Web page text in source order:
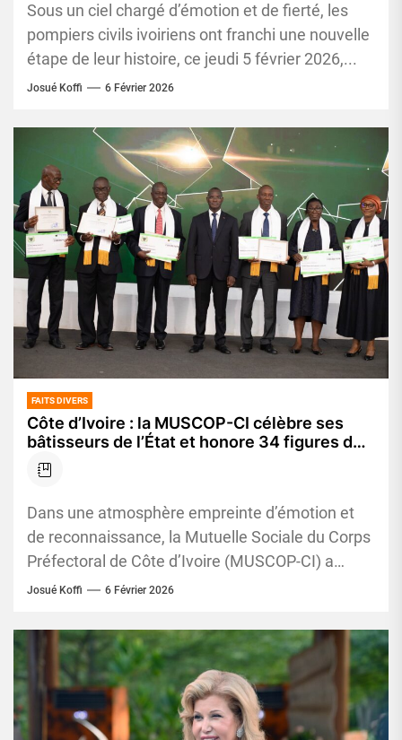
Sous un ciel chargé d’émotion et de fierté, les
pompiers civils ivoiriens ont franchi une nouvelle
étape de leur histoire, ce jeudi 5 février 2026,...
Josué Koffi 6 Février 2026
FAITS DIVERS
Côte d’Ivoire : la MUSCOP-CI célèbre ses
bâtisseurs de l’État et honore 34 figures du
corps préfectoral
Dans une atmosphère empreinte d’émotion et
de reconnaissance, la Mutuelle Sociale du Corps
Préfectoral de Côte d’Ivoire (MUSCOP-CI) a
rendu un hommage appuyé à celles...
Josué Koffi 6 Février 2026